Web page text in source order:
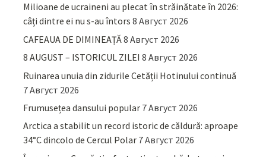
Milioane de ucraineni au plecat în străinătate în 2026:
câți dintre ei nu s-au întors 8 Август 2026
CAFEAUA DE DIMINEAȚĂ8 Август 2026
8 AUGUST – ISTORICUL ZILEI 8 Август 2026
Ruinarea unuia din zidurile Cetății Hotinului continuă
7 Август 2026
Frumusețea dansului popular 7 Август 2026
Arctica a stabilit un record istoric de căldură: aproape
34°C dincolo de Cercul Polar 7 Август 2026